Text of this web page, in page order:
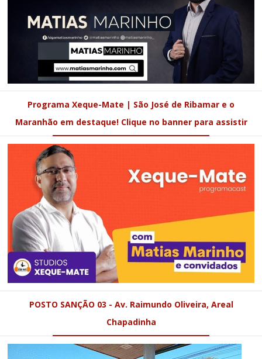
Programa Xeque-Mate | São José de Ribamar e o
Maranhão em destaque! Clique no banner para assistir
POSTO SANÇÃO 03 - Av. Raimundo Oliveira, Areal
Chapadinha